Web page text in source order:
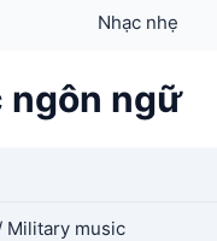
Nhạc nhẹ
ngôn ngữ
Military music